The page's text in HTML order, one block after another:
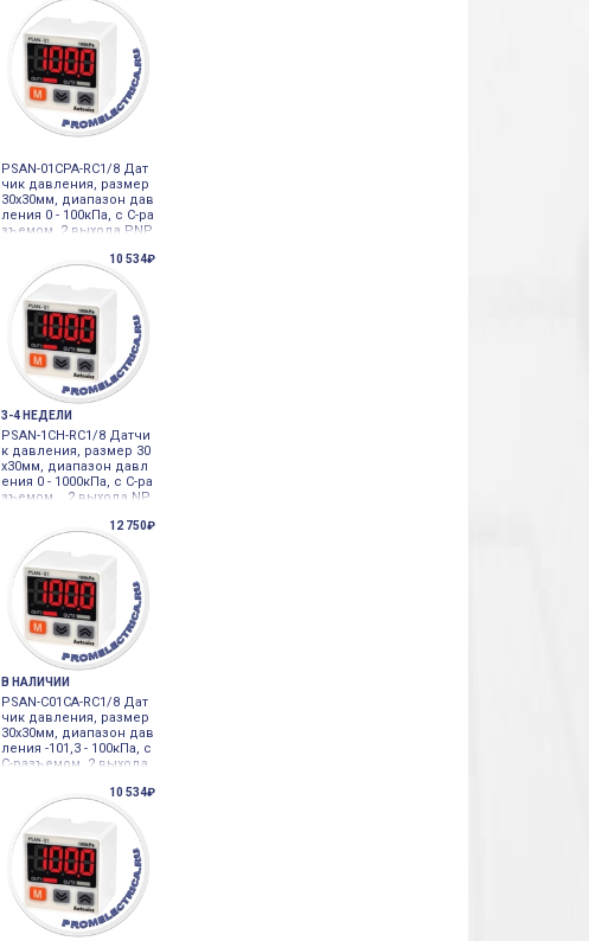
PSAN-01CPA-RC1/8 Дат
чик давления, размер
30х30мм, диапазон дав
ления 0 - 100кПа, с С-ра
зъемом, 2 выхода PNP,
10 534₽
3-4 НЕДЕЛИ
PSAN-1CH-RC1/8 Датчи
к давления, размер 30
х30мм, диапазон давл
ения 0 - 1000кПа, с С-ра
зъемом, , 2 выхода NP
12 750₽
В НАЛИЧИИ
PSAN-C01CA-RC1/8 Дат
чик давления, размер
30х30мм, диапазон дав
ления -101,3 - 100кПа, с
С-разъемом, 2 выхода
10 534₽